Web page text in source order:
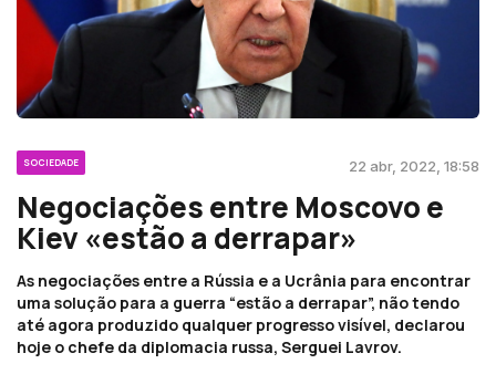
SOCIEDADE 22 abr, 2022, 18:58
Negociações entre Moscovo e
Kiev «estão a derrapar»
As negociações entre a Rússia e a Ucrânia para encontrar
uma solução para a guerra “estão a derrapar”, não tendo
até agora produzido qualquer progresso visível, declarou
hoje o chefe da diplomacia russa, Serguei Lavrov.